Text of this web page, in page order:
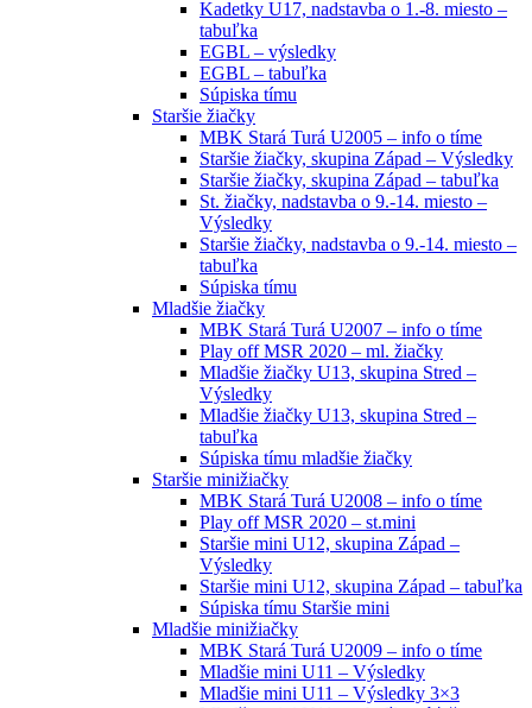
Kadetky U17, nadstavba o 1.-8. miesto –
tabuľka
EGBL – výsledky
EGBL – tabuľka
Súpiska tímu
Staršie žiačky
MBK Stará Turá U2005 – info o tíme
Staršie žiačky, skupina Západ – Výsledky
Staršie žiačky, skupina Západ – tabuľka
St. žiačky, nadstavba o 9.-14. miesto –
Výsledky
Staršie žiačky, nadstavba o 9.-14. miesto –
tabuľka
Súpiska tímu
Mladšie žiačky
MBK Stará Turá U2007 – info o tíme
Play off MSR 2020 – ml. žiačky
Mladšie žiačky U13, skupina Stred –
Výsledky
Mladšie žiačky U13, skupina Stred –
tabuľka
Súpiska tímu mladšie žiačky
Staršie minižiačky
MBK Stará Turá U2008 – info o tíme
Play off MSR 2020 – st.mini
Staršie mini U12, skupina Západ –
Výsledky
Staršie mini U12, skupina Západ – tabuľka
Súpiska tímu Staršie mini
Mladšie minižiačky
MBK Stará Turá U2009 – info o tíme
Mladšie mini U11 – Výsledky
Mladšie mini U11 – Výsledky 3×3